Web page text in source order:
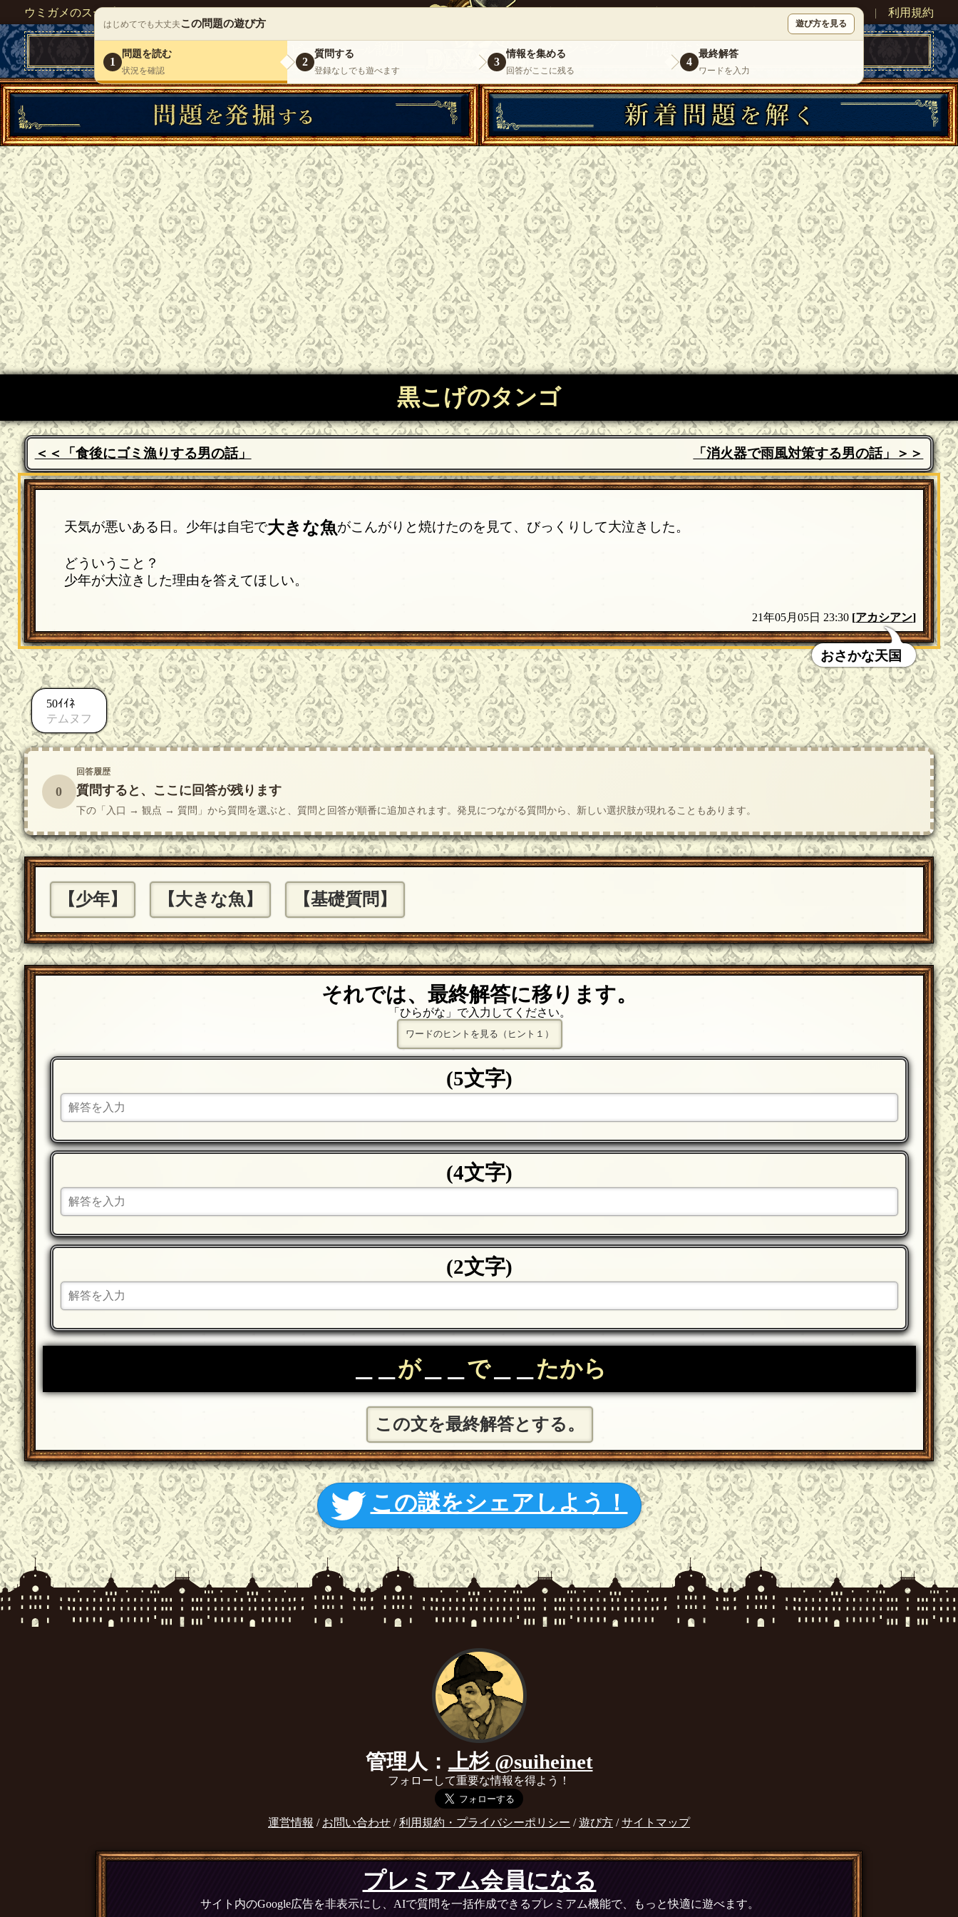
ウミガメのスープが１人で遊べる『 DEBONO（デボノ）』 |お問い合わせ|利用規約
黒こげのタンゴ
＜＜「食後にゴミ漁りする男の話」 「消火器で雨風対策する男の話」＞＞
はじめてでも大丈夫この問題の遊び方 遊び方を見る
1
問題を読む
状況を確認
2
質問する
登録なしでも遊べます
3
情報を集める
回答がここに残る
4
最終解答
ワードを入力
天気が悪いある日。少年は自宅で大きな魚がこんがりと焼けたのを見て、びっくりして大泣きした。
どういうこと？
少年が大泣きした理由を答えてほしい。
21年05月05日 23:30 [アカシアン]
おさかな天国
50ｲｲﾈ
テムヌフ
0
回答履歴
質問すると、ここに回答が残ります
下の「入口 → 観点 → 質問」から質問を選ぶと、質問と回答が順番に追加されます。発見につながる質問から、新しい選択肢が現れることもあります。
【少年】 【大きな魚】 【基礎質問】
それでは、最終解答に移ります。
「ひらがな」で入力してください。
ワードのヒントを見る（ヒント１）
(5文字)
(4文字)
(2文字)
が＿＿ で＿＿ たから
この文を最終解答とする。
この謎をシェアしよう！
管理人： 上杉 @suiheinet
フォローして重要な情報を得よう！
運営情報 / お問い合わせ /利用規約・プライバシーポリシー /遊び方 /サイトマップ
プレミアム会員になる
サイト内のGoogle広告を非表示にし、AIで質問を一括作成できるプレミアム機能で、もっと快適に遊べます。